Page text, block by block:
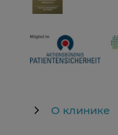
О клинике